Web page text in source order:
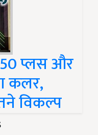
प्लस और
कलर,
विकल्प